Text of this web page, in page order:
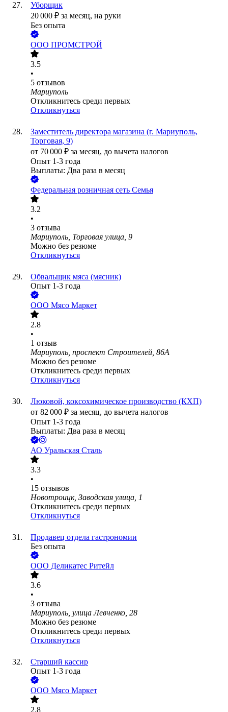
Уборщик
20 000 ₽ за месяц, на руки
Без опыта
ООО ПРОМСТРОЙ
3.5
•
5 отзывов
Мариуполь
Откликнитесь среди первых
Откликнуться
Заместитель директора магазина (г. Мариуполь,
Торговая, 9)
от 70 000 ₽ за месяц, до вычета налогов
Опыт 1-3 года
Выплаты: Два раза в месяц
Федеральная розничная сеть Семья
3.2
•
3 отзыва
Мариуполь, Торговая улица, 9
Можно без резюме
Откликнуться
Обвальщик мяса (мясник)
Опыт 1-3 года
ООО Мясо Маркет
2.8
•
1 отзыв
Мариуполь, проспект Строителей, 86А
Можно без резюме
Откликнитесь среди первых
Откликнуться
Люковой, коксохимическое производство (КХП)
от 82 000 ₽ за месяц, до вычета налогов
Опыт 1-3 года
Выплаты: Два раза в месяц
АО Уральская Сталь
3.3
•
15 отзывов
Новотроицк, Заводская улица, 1
Откликнитесь среди первых
Откликнуться
Продавец отдела гастрономии
Без опыта
ООО Деликатес Ритейл
3.6
•
3 отзыва
Мариуполь, улица Левченко, 28
Можно без резюме
Откликнитесь среди первых
Откликнуться
Старший кассир
Опыт 1-3 года
ООО Мясо Маркет
2.8